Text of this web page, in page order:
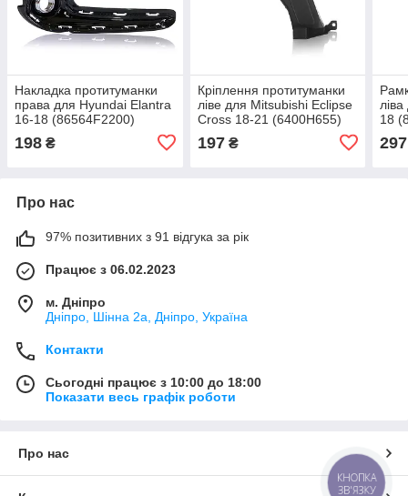
Накладка протитуманки
права для Hyundai Elantra
16-18 (86564F2200)
198 ₴
Кріплення протитуманки
ліве для Mitsubishi Eclipse
Cross 18-21 (6400H655)
197₴
18
297
Про нас
97% позитивних з 91 відгука за рік
Працює з 06.02.2023
м. Дніпро
Дніпро, Шінна 2а, Дніпро, Україна
Контакти
Сьогодні працює з 10:00 до 18:00
Показати весь графік роботи
Про нас
КНОПКА
ЗВ'ЯЗКУ